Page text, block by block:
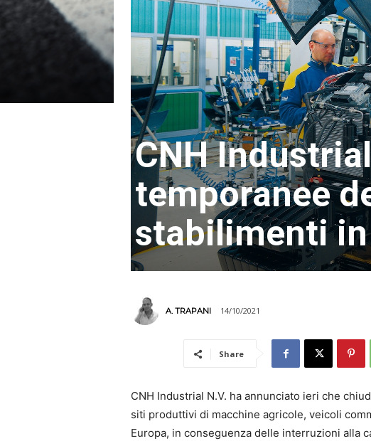
CNH
temporanee
stabilimenti in
A. TRAPANI 14/10/2021
Share
CNH Industrial N.V. ha annunciato ieri che
siti produttivi di macchine agricole, veicoli
Europa, in conseguenza delle interruzioni alla